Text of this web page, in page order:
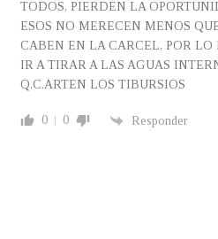
TODOS, PIERDEN LA
ESOS NO MERECEN MENOS
CABEN EN LA CARCEL, POR
IR A TIRAR A LAS AGUAS
Q.C.ARTEN LOS TIBURSIOS
0 0 Responder